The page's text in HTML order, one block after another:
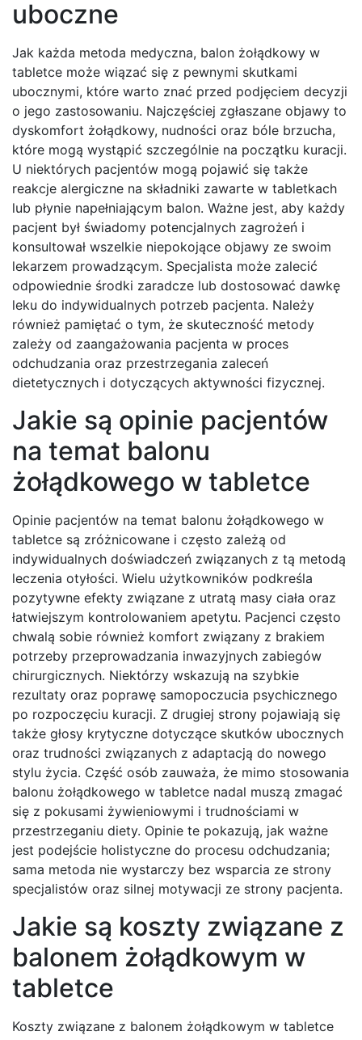
uboczne
Jak każda metoda medyczna, balon żołądkowy w
tabletce może wiązać się z pewnymi skutkami
ubocznymi, które warto znać przed podjęciem decyzji
o jego zastosowaniu. Najczęściej zgłaszane objawy to
dyskomfort żołądkowy, nudności oraz bóle brzucha,
które mogą wystąpić szczególnie na początku kuracji.
U niektórych pacjentów mogą pojawić się także
reakcje alergiczne na składniki zawarte w tabletkach
lub płynie napełniającym balon. Ważne jest, aby każdy
pacjent był świadomy potencjalnych zagrożeń i
konsultował wszelkie niepokojące objawy ze swoim
lekarzem prowadzącym. Specjalista może zalecić
odpowiednie środki zaradcze lub dostosować dawkę
leku do indywidualnych potrzeb pacjenta. Należy
również pamiętać o tym, że skuteczność metody
zależy od zaangażowania pacjenta w proces
odchudzania oraz przestrzegania zaleceń
dietetycznych i dotyczących aktywności fizycznej.
Jakie są opinie pacjentów
na temat balonu
żołądkowego w tabletce
Opinie pacjentów na temat balonu żołądkowego w
tabletce są zróżnicowane i często zależą od
indywidualnych doświadczeń związanych z tą metodą
leczenia otyłości. Wielu użytkowników podkreśla
pozytywne efekty związane z utratą masy ciała oraz
łatwiejszym kontrolowaniem apetytu. Pacjenci często
chwalą sobie również komfort związany z brakiem
potrzeby przeprowadzania inwazyjnych zabiegów
chirurgicznych. Niektórzy wskazują na szybkie
rezultaty oraz poprawę samopoczucia psychicznego
po rozpoczęciu kuracji. Z drugiej strony pojawiają się
także głosy krytyczne dotyczące skutków ubocznych
oraz trudności związanych z adaptacją do nowego
stylu życia. Część osób zauważa, że mimo stosowania
balonu żołądkowego w tabletce nadal muszą zmagać
się z pokusami żywieniowymi i trudnościami w
przestrzeganiu diety. Opinie te pokazują, jak ważne
jest podejście holistyczne do procesu odchudzania;
sama metoda nie wystarczy bez wsparcia ze strony
specjalistów oraz silnej motywacji ze strony pacjenta.
Jakie są koszty związane z
balonem żołądkowym w
tabletce
Koszty związane z balonem żołądkowym w tabletce